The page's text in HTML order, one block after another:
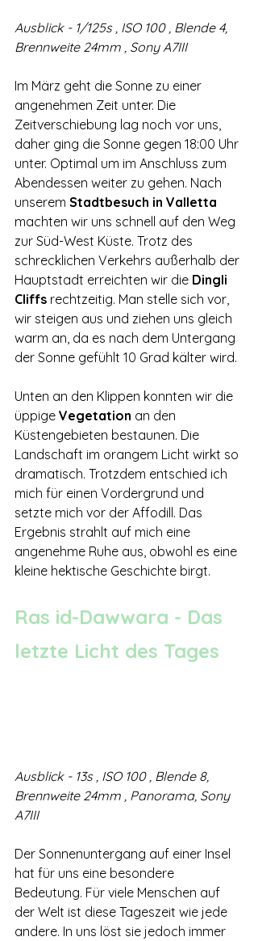
Ausblick - 1/125s , ISO 100 , Blende 4,
Brennweite 24mm , Sony A7III
Im März geht die Sonne zu einer
angenehmen Zeit unter. Die
Zeitverschiebung lag noch vor uns,
daher ging die Sonne gegen 18:00 Uhr
unter. Optimal um im Anschluss zum
Abendessen weiter zu gehen. Nach
unserem Stadtbesuch in Valletta
machten wir uns schnell auf den Weg
zur Süd-West Küste. Trotz des
schrecklichen Verkehrs außerhalb der
Hauptstadt erreichten wir die Dingli
Cliffs rechtzeitig. Man stelle sich vor,
wir steigen aus und ziehen uns gleich
warm an, da es nach dem Untergang
der Sonne gefühlt 10 Grad kälter wird.
Unten an den Klippen konnten wir die
üppige Vegetation an den
Küstengebieten bestaunen. Die
Landschaft im orangem Licht wirkt so
dramatisch. Trotzdem entschied ich
mich für einen Vordergrund und
setzte mich vor der Affodill. Das
Ergebnis strahlt auf mich eine
angenehme Ruhe aus, obwohl es eine
kleine hektische Geschichte birgt.
Ras id-Dawwara - Das
letzte Licht des Tages
Ausblick - 13s , ISO 100 , Blende 8,
Brennweite 24mm , Panorama, Sony
A7III
Der Sonnenuntergang auf einer Insel
hat für uns eine besondere
Bedeutung. Für viele Menschen auf
der Welt ist diese Tageszeit wie jede
andere. In uns löst sie jedoch immer